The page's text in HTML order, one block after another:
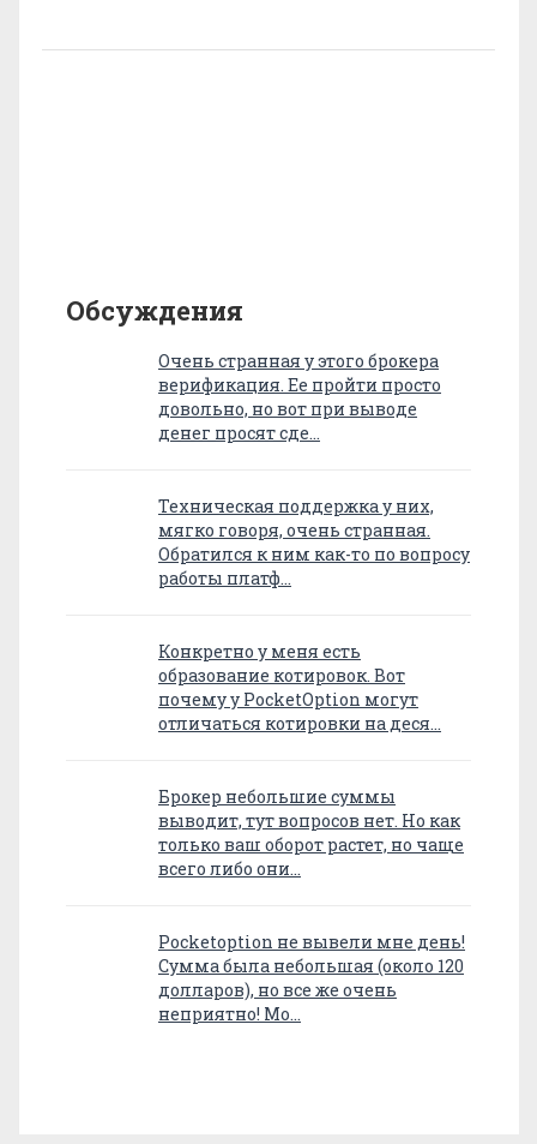
Обсуждения
Очень странная у этого брокера
верификация. Ее пройти просто
довольно, но вот при выводе
денег просят сде…
Техническая поддержка у них,
мягко говоря, очень странная.
Обратился к ним как-то по вопросу
работы платф…
Конкретно у меня есть
образование котировок. Вот
почему у PocketOption могут
отличаться котировки на деся…
Брокер небольшие суммы
выводит, тут вопросов нет. Но как
только ваш оборот растет, но чаще
всего либо они…
Pocketoption не вывели мне день!
Сумма была небольшая (около 120
долларов), но все же очень
неприятно! Мо…